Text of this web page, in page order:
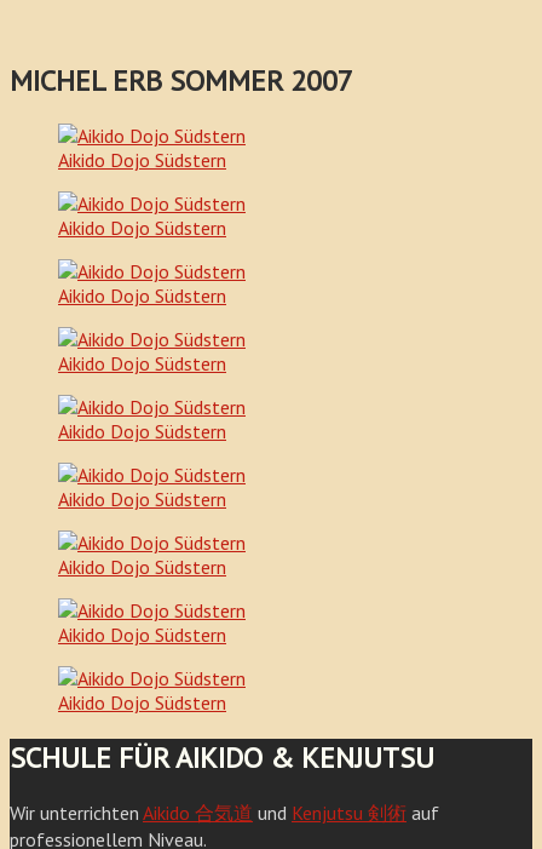
MICHEL ERB SOMMER 2007
Aikido Dojo Südstern
Aikido Dojo Südstern
Aikido Dojo Südstern
Aikido Dojo Südstern
Aikido Dojo Südstern
Aikido Dojo Südstern
Aikido Dojo Südstern
Aikido Dojo Südstern
Aikido Dojo Südstern
SCHULE FÜR AIKIDO & KENJUTSU
Wir unterrichten Aikido 合気道 und Kenjutsu 剣術 auf
professionellem Niveau.